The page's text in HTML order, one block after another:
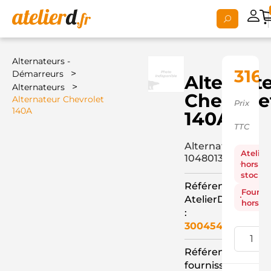
Alternateurs -
Démarreurs
>
Alternateurs >
Alternateur Chevrolet
140A
140A
Alternateur
10480133+
Référence
AtelierD
:
3004540
Référence
fournisseur
Prix
TTC
Atelier
hors
stock
hors